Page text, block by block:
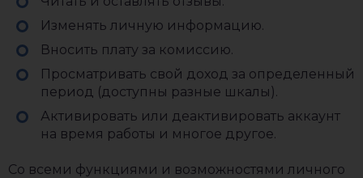
Изменять личную информацию.
Вносить плату за комиссию.
Просматривать свой доход за определенный
период (доступны разные шкалы).
Активировать или деактивировать аккаунт
на время работы и многое другое.
Со всеми функциями и возможностями личного